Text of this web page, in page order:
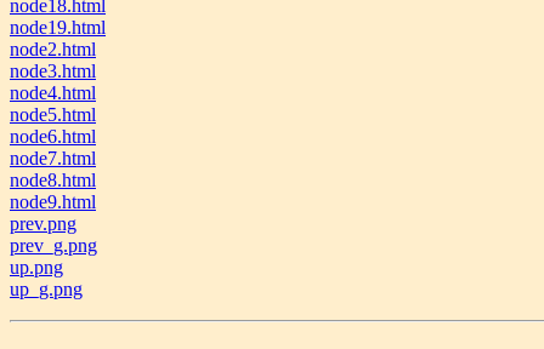
node18.html
node19.html
node2.html
node3.html
node4.html
node5.html
node6.html
node7.html
node8.html
node9.html
prev.png
prev_g.png
up.png
up_g.png